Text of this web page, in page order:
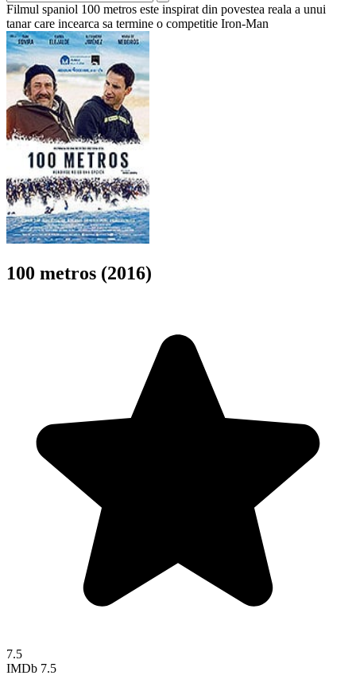
Filmul spaniol 100 metros este inspirat din povestea reala a unui
tanar care incearca sa termine o competitie Iron-Man
100 metros (2016)
7.5
IMDb 7.5